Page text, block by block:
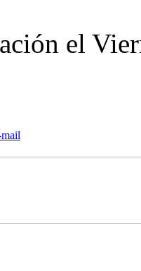
el